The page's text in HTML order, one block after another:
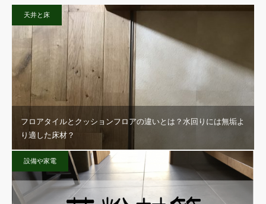
天井と床
フロアタイルとクッションフロアの違いとは？水回りには無垢よ
り適した床材？
設備や家電